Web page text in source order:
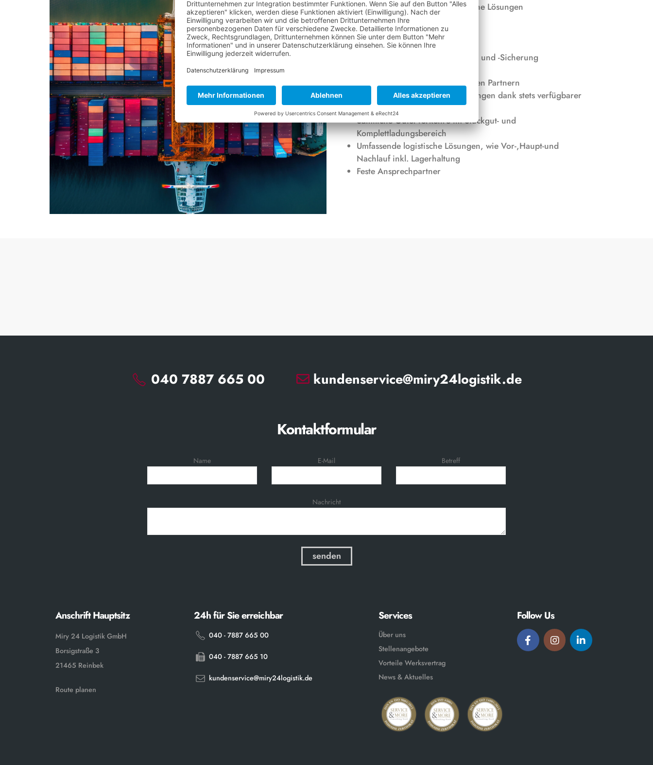
Spezielle und branchenspezifische Lösungen
FCL & LCL Versand
Door- to -Door Service
Container-Komplett-Service
Stauung/-Verladung, -Entladung und -Sicherung
Zusammenarbeit mit ausgewählten Partnern
zeitnahe Verschiffung / Verladungen dank stets verfügbarer
Kapazitäten
Sämtliche Güterverkehre im Stückgut- und
Komplettladungsbereich
Umfassende logistische Lösungen, wie Vor-,Haupt-und
Nachlauf inkl. Lagerhaltung
Feste Ansprechpartner
040 7887 665 00 kundenservice@miry24logistik.de
Kontaktformular
Name E-Mail Betreff
Nachricht
Anschrift Hauptsitz
Miry 24 Logistik GmbH
Borsigstraße 3
21465 Reinbek
Route planen
24h für Sie erreichbar
040 - 7887 665 00
040 - 7887 665 10
kundenservice@miry24logistik.de
Services
Über uns
Stellenangebote
Vorteile Werksvertrag
News & Aktuelles
Follow Us